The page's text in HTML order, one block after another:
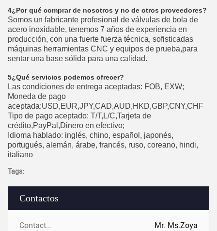
Contactos
Contactos: Mr. Ms.Zoya
4¿Por qué comprar de nosotros y no de otros proveedores?
Somos un fabricante profesional de válvulas de bola de
acero inoxidable, tenemos 7 años de experiencia en
producción, con una fuerte fuerza técnica, sofisticadas
máquinas herramientas CNC y equipos de prueba,para
sentar una base sólida para una calidad.
5¿Qué servicios podemos ofrecer?
Las condiciones de entrega aceptadas: FOB, EXW;
Moneda de pago
aceptada:USD,EUR,JPY,CAD,AUD,HKD,GBP,CNY,CHF
Tipo de pago aceptado: T/T,L/C,Tarjeta de
crédito,PayPal,Dinero en efectivo;
Idioma hablado: inglés, chino, español, japonés,
portugués, alemán, árabe, francés, ruso, coreano, hindi,
italiano
Tags: